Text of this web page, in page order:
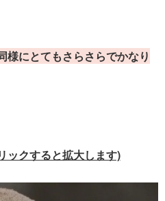
様にとてもさらさらでかなり
ックすると拡大します)